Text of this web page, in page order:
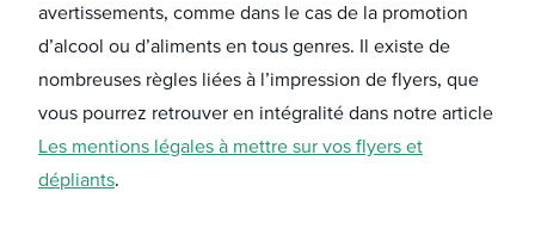
avertissements, comme dans le cas de la promotion
d’alcool ou d’aliments en tous genres. Il existe de
nombreuses règles liées à l’impression de flyers, que
vous pourrez retrouver en intégralité dans notre article
Les mentions légales à mettre sur vos flyers et
dépliants.